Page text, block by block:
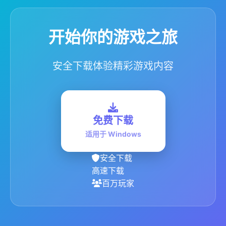
开始你的游戏之旅
安全下载体验精彩游戏内容
免费下载
适用于 Windows
安全下载
高速下载
百万玩家